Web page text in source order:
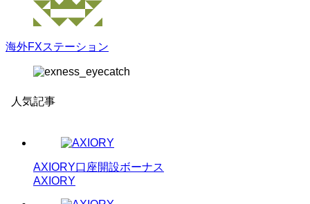
海外FXステーション
人気記事
AXIORY口座開設ボーナス
AXIORY